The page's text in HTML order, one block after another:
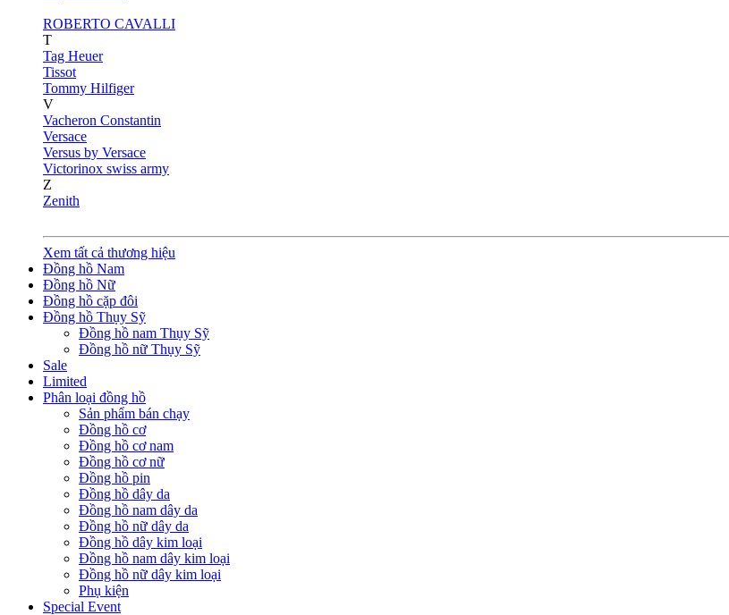
ROBERTO CAVALLI
T
Tag Heuer
Tissot
Tommy Hilfiger
V
Vacheron Constantin
Versace
Versus by Versace
Victorinox swiss army
Z
Zenith
Xem tất cả thương hiệu
Đồng hồ Nam
Đồng hồ Nữ
Đồng hồ cặp đôi
Đồng hồ Thụy Sỹ
Đồng hồ nam Thụy Sỹ
Đồng hồ nữ Thụy Sỹ
Sale
Limited
Phân loại đồng hồ
Sản phẩm bán chạy
Đồng hồ cơ
Đồng hồ cơ nam
Đồng hồ cơ nữ
Đồng hồ pin
Đồng hồ dây da
Đồng hồ nam dây da
Đồng hồ nữ dây da
Đồng hồ dây kim loại
Đồng hồ nam dây kim loại
Đồng hồ nữ dây kim loại
Phụ kiện
Special Event